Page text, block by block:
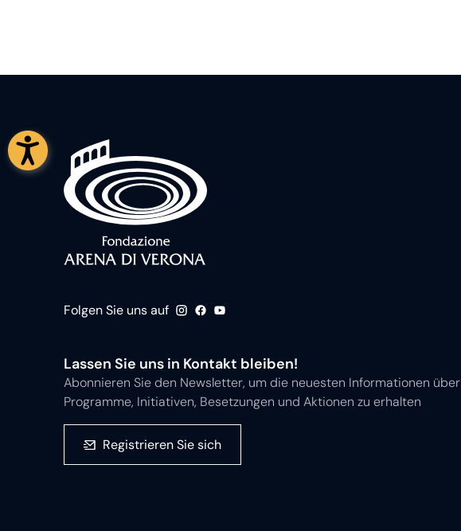
Folgen Sie uns auf
Lassen Sie uns in Kontakt bleiben!
Abonnieren Sie den Newsletter, um die neuesten Informationen über
Programme, Initiativen, Besetzungen und Aktionen zu erhalten
Registrieren Sie sich